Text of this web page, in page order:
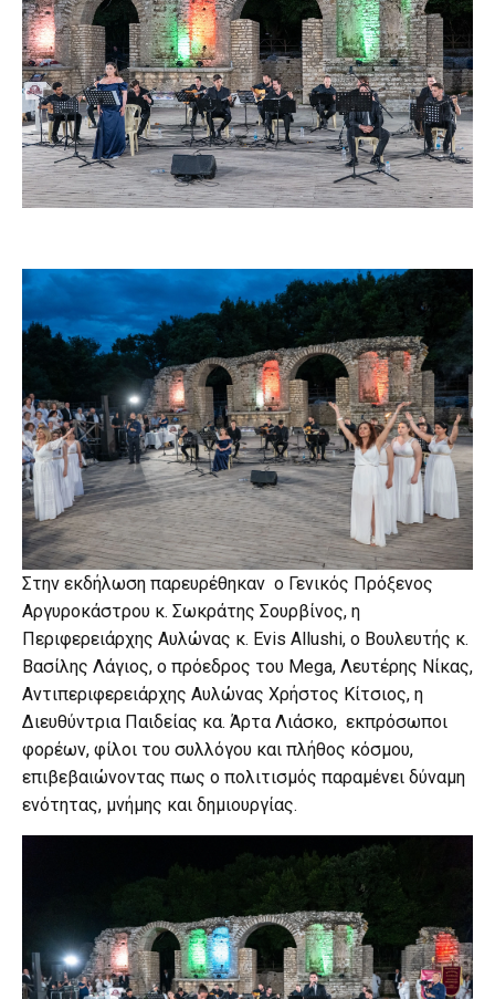
Στην εκδήλωση παρευρέθηκαν ο Γενικός Πρόξενος
Αργυροκάστρου κ. Σωκράτης Σουρβίνος, η
Περιφερειάρχης Αυλώνας κ. Evis Allushi, ο Βουλευτής κ.
Βασίλης Λάγιος, ο πρόεδρος του Mega, Λευτέρης Νίκας,
Αντιπεριφερειάρχης Αυλώνας Χρήστος Κίτσιος, η
Διευθύντρια Παιδείας κα. Άρτα Λιάσκο, εκπρόσωποι
φορέων, φίλοι του συλλόγου και πλήθος κόσμου,
επιβεβαιώνοντας πως ο πολιτισμός παραμένει δύναμη
ενότητας, μνήμης και δημιουργίας.